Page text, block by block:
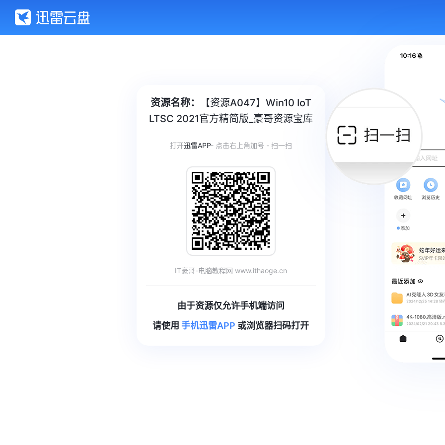
资源名称：
【资源A047】Win10 IoT
LTSC 2021官方精简版_豪哥资源宝库
打开迅雷APP- 点击右上角加号 - 扫一扫
IT豪哥-电脑教程网 www.ithaoge.cn
由于资源仅允许手机端访问
请使用 手机迅雷APP 或浏览器扫码打开